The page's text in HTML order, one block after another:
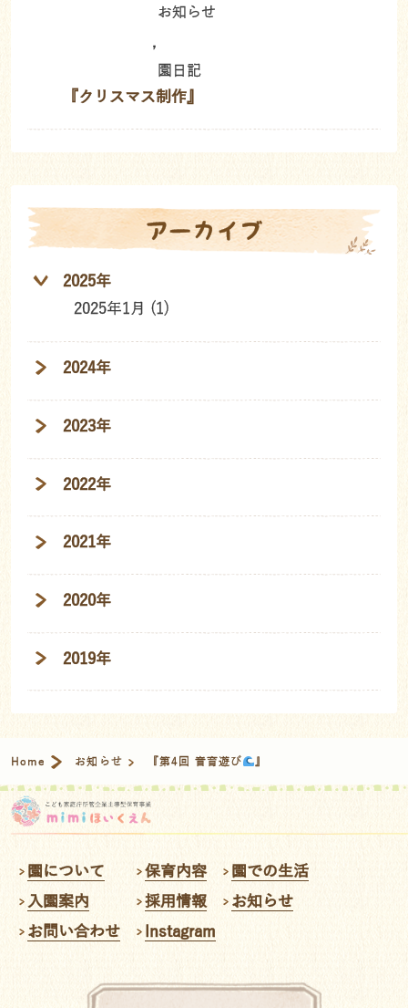
お知らせ
,
園日記
『クリスマス制作』
アーカイブ
2025年
2025年1月 (1)
2024年
2023年
2022年
2021年
2020年
2019年
Home お知らせ 『第4回 音育遊び 』
園について 保育内容
園での生活
入園案内
採用情報
お知らせ
お問い合わせ
Instagram